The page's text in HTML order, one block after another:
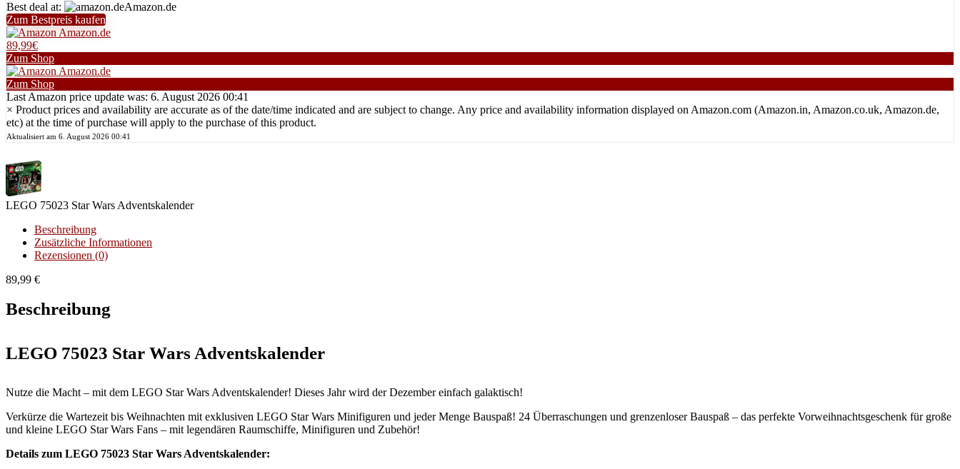
Best deal at:
Amazon.de
Zum Bestpreis kaufen
Amazon.de
89,99€
Zum Shop
Amazon.de
Zum Shop
Last Amazon price update was: 6. August 2026 00:41
× Product prices and availability are accurate as of the date/time indicated and are subject to change. Any price and availability information displayed on Amazon.com (Amazon.in, Amazon.co.uk, Amazon.de,
etc) at the time of purchase will apply to the purchase of this product.
Aktualisiert am 6. August 2026 00:41
LEGO 75023 Star Wars Adventskalender
Beschreibung
Zusätzliche Informationen
Rezensionen (0)
89,99 €
Beschreibung
LEGO 75023 Star Wars Adventskalender
Nutze die Macht – mit dem LEGO Star Wars Adventskalender! Dieses Jahr wird der Dezember einfach galaktisch!
Verkürze die Wartezeit bis Weihnachten mit exklusiven LEGO Star Wars Minifiguren und jeder Menge Bauspaß! 24 Überraschungen und grenzenloser Bauspaß – das perfekte Vorweihnachtsgeschenk für große
und kleine LEGO Star Wars Fans – mit legendären Raumschiffe, Minifiguren und Zubehör!
Details zum LEGO 75023 Star Wars Adventskalender: